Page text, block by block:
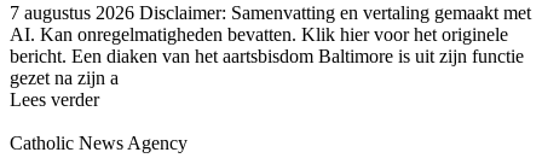
7 augustus 2026 Disclaimer: Samenvatting en vertaling gemaakt met
AI. Kan onregelmatigheden bevatten. Klik hier voor het originele
bericht. Een diaken van het aartsbisdom Baltimore is uit zijn functie
gezet na zijn a
Lees verder
Catholic News Agency